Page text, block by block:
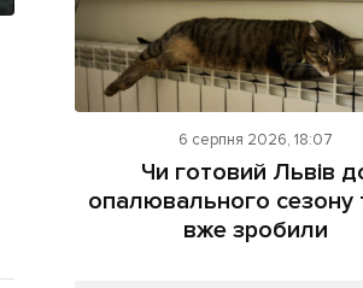
6 серпня 2026, 18:07
Чи готовий Львів
опалювального сезону
вже зробили